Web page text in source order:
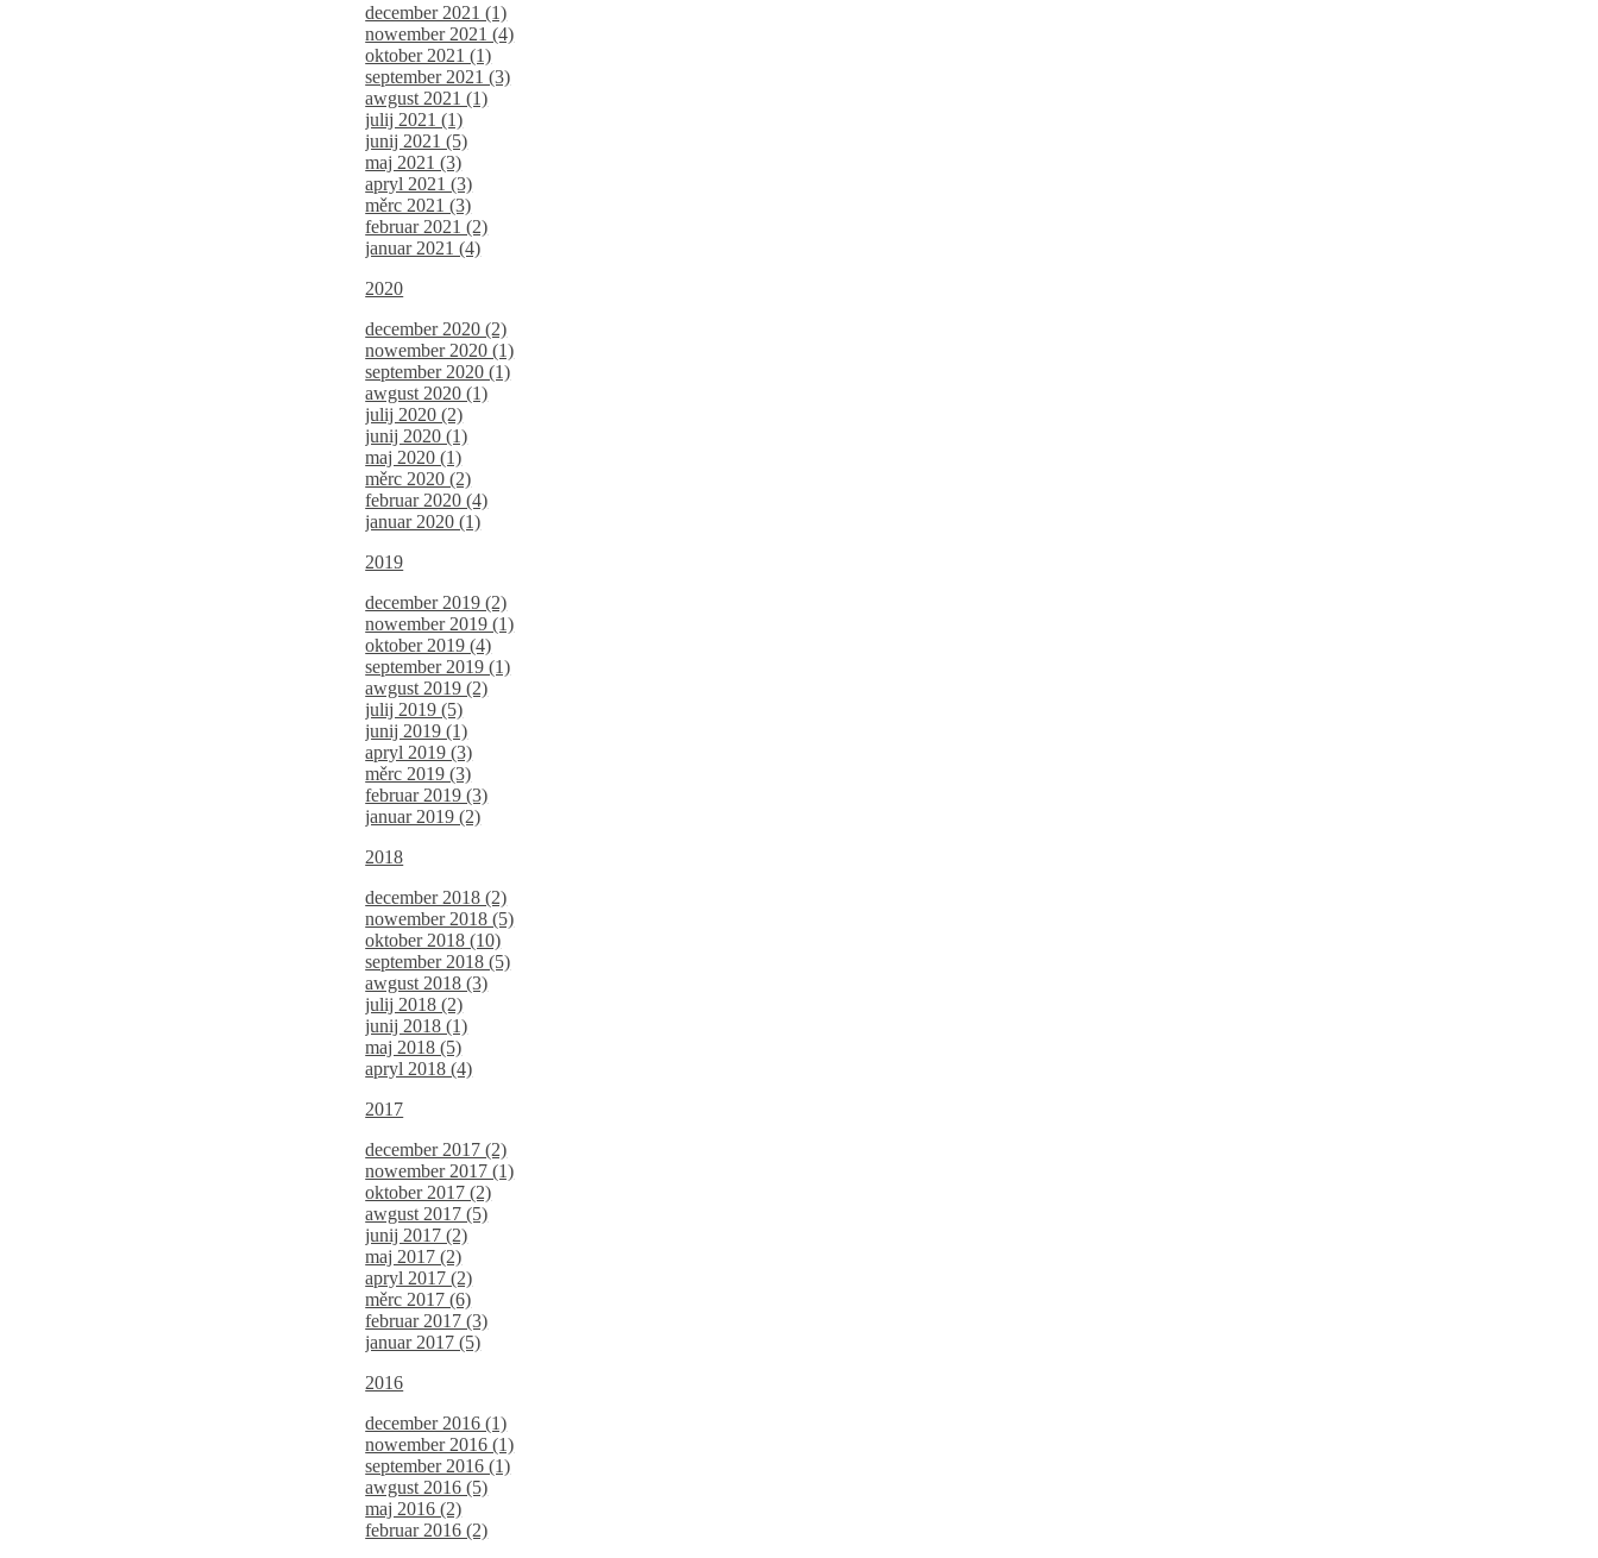
december 2021 (1)
nowember 2021 (4)
oktober 2021 (1)
september 2021 (3)
awgust 2021 (1)
julij 2021 (1)
junij 2021 (5)
maj 2021 (3)
apryl 2021 (3)
měrc 2021 (3)
februar 2021 (2)
januar 2021 (4)
2020
december 2020 (2)
nowember 2020 (1)
september 2020 (1)
awgust 2020 (1)
julij 2020 (2)
junij 2020 (1)
maj 2020 (1)
měrc 2020 (2)
februar 2020 (4)
januar 2020 (1)
2019
december 2019 (2)
nowember 2019 (1)
oktober 2019 (4)
september 2019 (1)
awgust 2019 (2)
julij 2019 (5)
junij 2019 (1)
apryl 2019 (3)
měrc 2019 (3)
februar 2019 (3)
januar 2019 (2)
2018
december 2018 (2)
nowember 2018 (5)
oktober 2018 (10)
september 2018 (5)
awgust 2018 (3)
julij 2018 (2)
junij 2018 (1)
maj 2018 (5)
apryl 2018 (4)
2017
december 2017 (2)
nowember 2017 (1)
oktober 2017 (2)
awgust 2017 (5)
junij 2017 (2)
maj 2017 (2)
apryl 2017 (2)
měrc 2017 (6)
februar 2017 (3)
januar 2017 (5)
2016
december 2016 (1)
nowember 2016 (1)
september 2016 (1)
awgust 2016 (5)
maj 2016 (2)
februar 2016 (2)